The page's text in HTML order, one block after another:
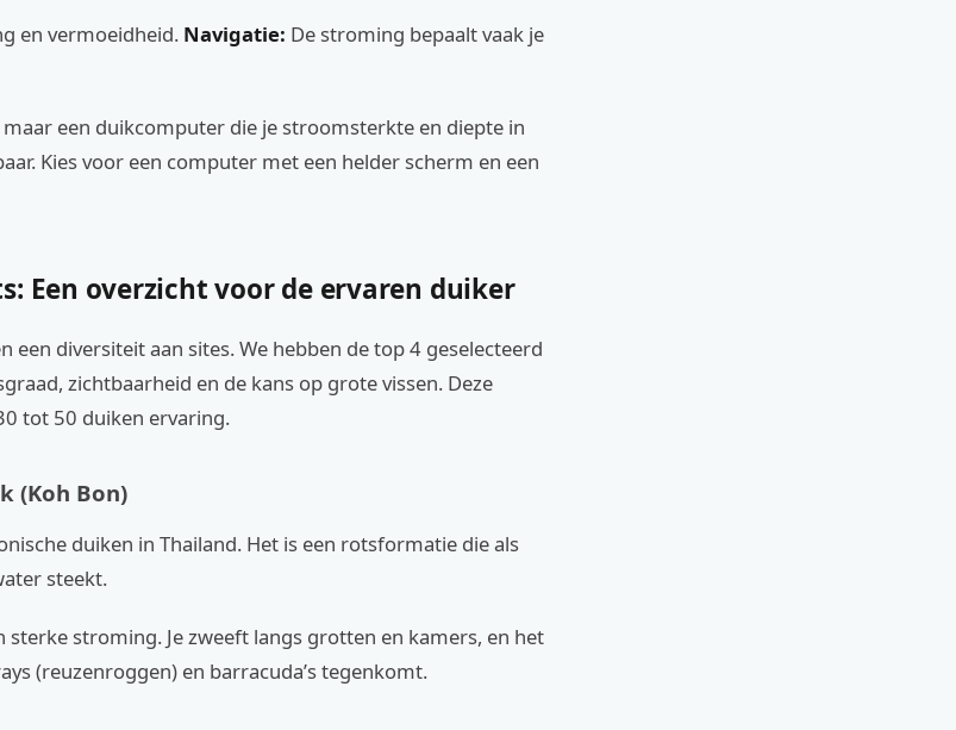
en vermoeidheid. Navigatie: De stroming bepaalt vaak je
maar een duikcomputer die je stroomsterkte en diepte in
Kies voor een computer met een helder scherm en een
Een overzicht voor de ervaren duiker
een diversiteit aan sites. We hebben de top 4 geselecteerd
zichtbaarheid en de kans op grote vissen. Deze
tot 50 duiken ervaring.
(Koh Bon)
duiken in Thailand. Het is een rotsformatie die als
steekt.
sterke stroming. Je zweeft langs grotten en kamers, en het
(reuzenroggen) en barracuda’s tegenkomt.